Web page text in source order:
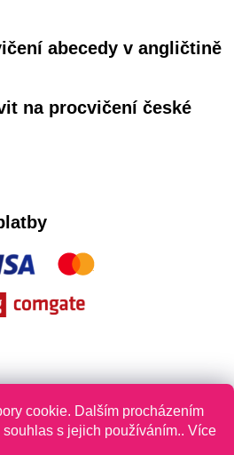
cookie. Dalším procházením
s jejich používáním.. Více
abecedy v angličtině
na procvičení české